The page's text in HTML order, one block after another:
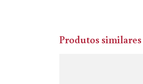
Produtos similares